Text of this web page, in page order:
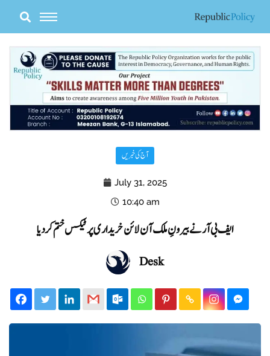
content
آج کی خبریں
July 31, 2025
10:40 am
ایف بی آر نے بیرونِ ملک آن لائن خریداری پر ٹیکس ختم کردیا
Desk